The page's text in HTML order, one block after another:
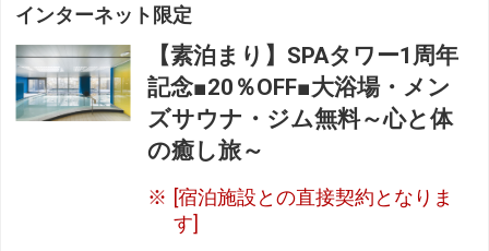
インターネット限定
【素泊まり】SPAタワー1周年
記念■20％OFF■大浴場・メン
ズサウナ・ジム無料～心と体
の癒し旅～
[宿泊施設との直接契約となりま
す]